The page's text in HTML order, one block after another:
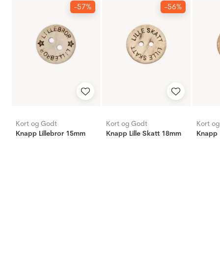
-57%
Kort og Godt
Knapp Lillebror 15mm
-56%
Kort og Godt
Knapp Lille Skatt 18mm
Kort
Knapp